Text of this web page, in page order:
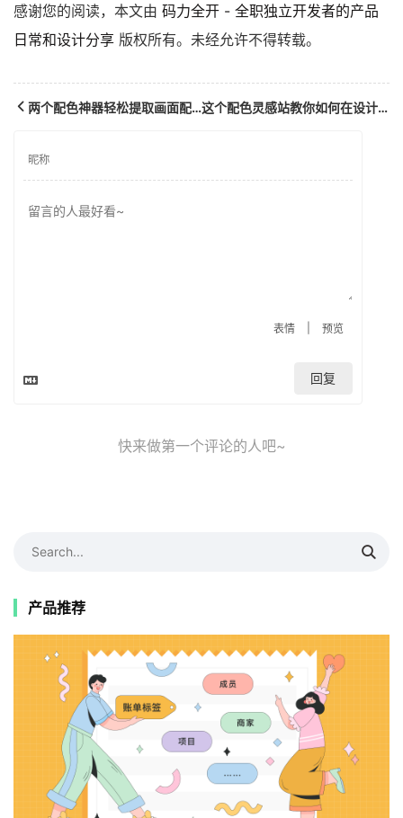
感谢您的阅读，本文由 码力全开 - 全职独立开发者的产品
日常和设计分享 版权所有。未经允许不得转载。
两个配色神器轻松提取画面配色 这个配色灵感站教你如何在设计或插画中应用色彩
表情 预览
回复
快来做第一个评论的人吧~
产品推荐